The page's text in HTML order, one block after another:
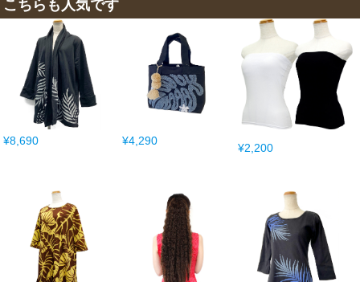
こちらも人気です
¥8,690 ¥4,290
¥2,200